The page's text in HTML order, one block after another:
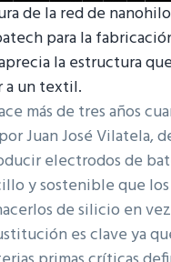
de la red de
para la
la estructura
a un textil.
más de tres años
Juan José Vilatela,
electrodos de
y sostenible que
de silicio en
es clave ya